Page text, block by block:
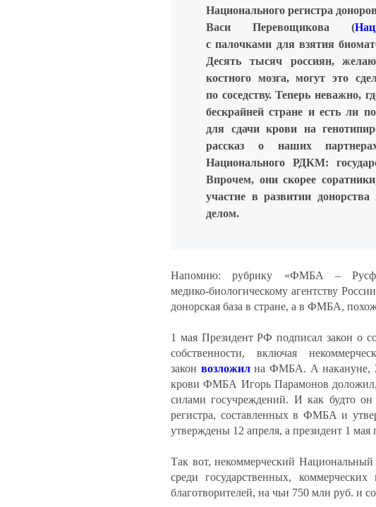
Национального регистра
Васи Перевощикова (
с палочками для взятия
Десять тысяч россиян,
костного мозга, могут это
по соседству. Теперь неважно,
бескрайней стране и есть ли
для сдачи крови на
рассказ о наших
Национального РДКМ:
Впрочем, они скорее
участие в развитии донорства
делом.
Напомню: рубрику «ФМБА –
медико‑биологическому агентству
донорская база в стране, а в ФМБА,
1 мая Президент РФ подписал закон о
собственности, включая
закон возложилна ФМБА. А накануне,
крови ФМБА Игорь Парамонов доложил,
силами госучреждений. И как будто
регистра, составленных в ФМБА и
утверждены 12 апреля, а президент 1 мая
Так вот, некоммерческий
среди государственных,
благотворителей, на чьи 750 млн руб. и